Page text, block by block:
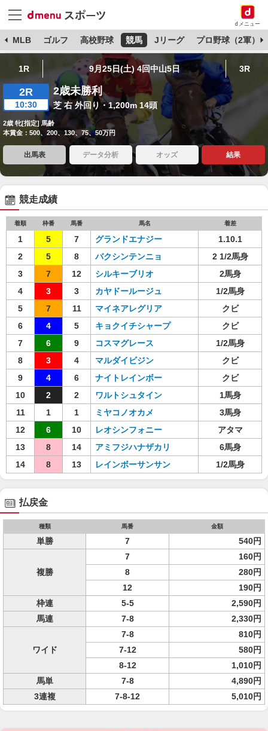
dメニュー
MLB ゴルフ 高校野球 競馬 Jリーグ プロ野球（2軍）
1R 9月25日(土) 4回中山5日 3R
2R
10:30
2歳未勝利
芝 右 外回り・1,200m 14頭
2歳 牝[指定] 馬齢
本賞金：500、200、130、75、50万円
出馬表 データ分析 オッズ 結果
競走成績
着順 枠番 馬番 馬名 着差
1 5 7 グランドエナジー
1.10.1
2
5 8 バクシンテンニョ
2 1/2馬身
3
7 12 シルキーブリオ
2馬身
4
3 3 カヤドールージュ
1/2馬身
5
7 11 マイネアレグリア
クビ
6
4 5 キョクイチシャープ
クビ
7
6 9 コスマグレース
1/2馬身
8
3 4 マルダイビジン
クビ
9
4 6 ナイトレインボー
クビ
10
2 2 ワルトシュタイン
1馬身
11
1 1 ミヤコノオカメ
3馬身
12
6 10 レオシンフォニー
アタマ
13
8 14 アミフジハナザカリ
6馬身
14
8 13 レインボーサンサン 1/2馬身
払戻金
種類 馬番 金額
単勝 7 540円
複勝
7
160円
8
280円
12
190円
枠連
5-5
2,590円
馬連
7-8 2,330円
ワイド
7-8
810円
7-12
580円
8-12
1,010円
馬単
7-8
4,890円
3連複
7-8-12 5,010円